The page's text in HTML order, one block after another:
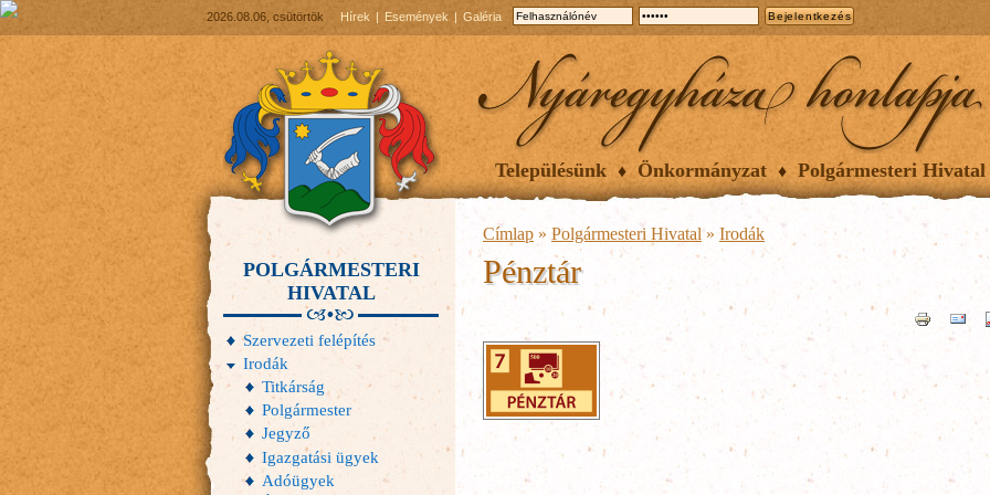
2026.08.06, csütörtök Hírek Események Galéria
Településünk Önkormányzat Polgármesteri Hivatal
Címlap » Polgármesteri Hivatal » Irodák
Pénztár
POLGÁRMESTERI
HIVATAL
Szervezeti felépítés
Irodák
Titkárság
Polgármester
Jegyző
Igazgatási ügyek
Adóügyek